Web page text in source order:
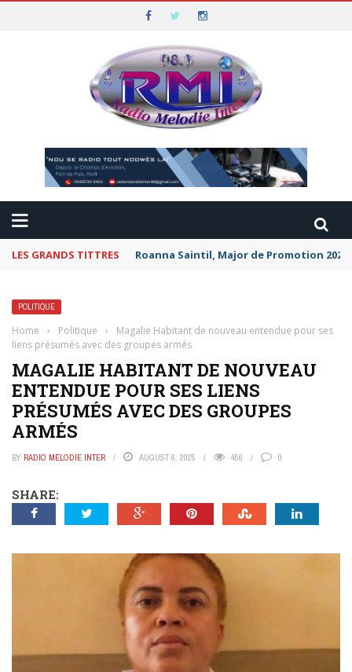
LES GRANDS TITTRES Roanna Saintil, Major de Promotion
POLITIQUE
Home › Politique ›
Magalie Habitant de nouveau entendue pour ses
liens présumés avec des groupes armés
MAGALIE HABITANT DE NOUVEAU
ENTENDUE POUR SES LIENS
PRÉSUMÉS AVEC DES GROUPES
ARMÉS
BY RADIO MÉLODIE INTER AUGUST 6, 2025 456 0
SHARE: